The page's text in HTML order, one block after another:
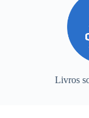
Livros